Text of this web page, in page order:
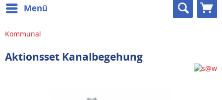
Menü
Kommunal
Aktionsset Kanalbegehung